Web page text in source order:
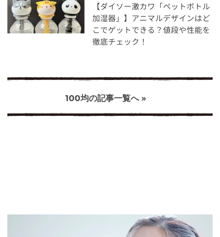
【ダイソー激カワ「ペットボトル
加湿器」】アニマルデザインはど
こでゲットできる？値段や性能を
徹底チェック！
100均の記事一覧へ »